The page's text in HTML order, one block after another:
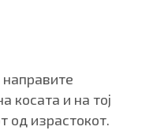
косата и на тој
од израстокот.